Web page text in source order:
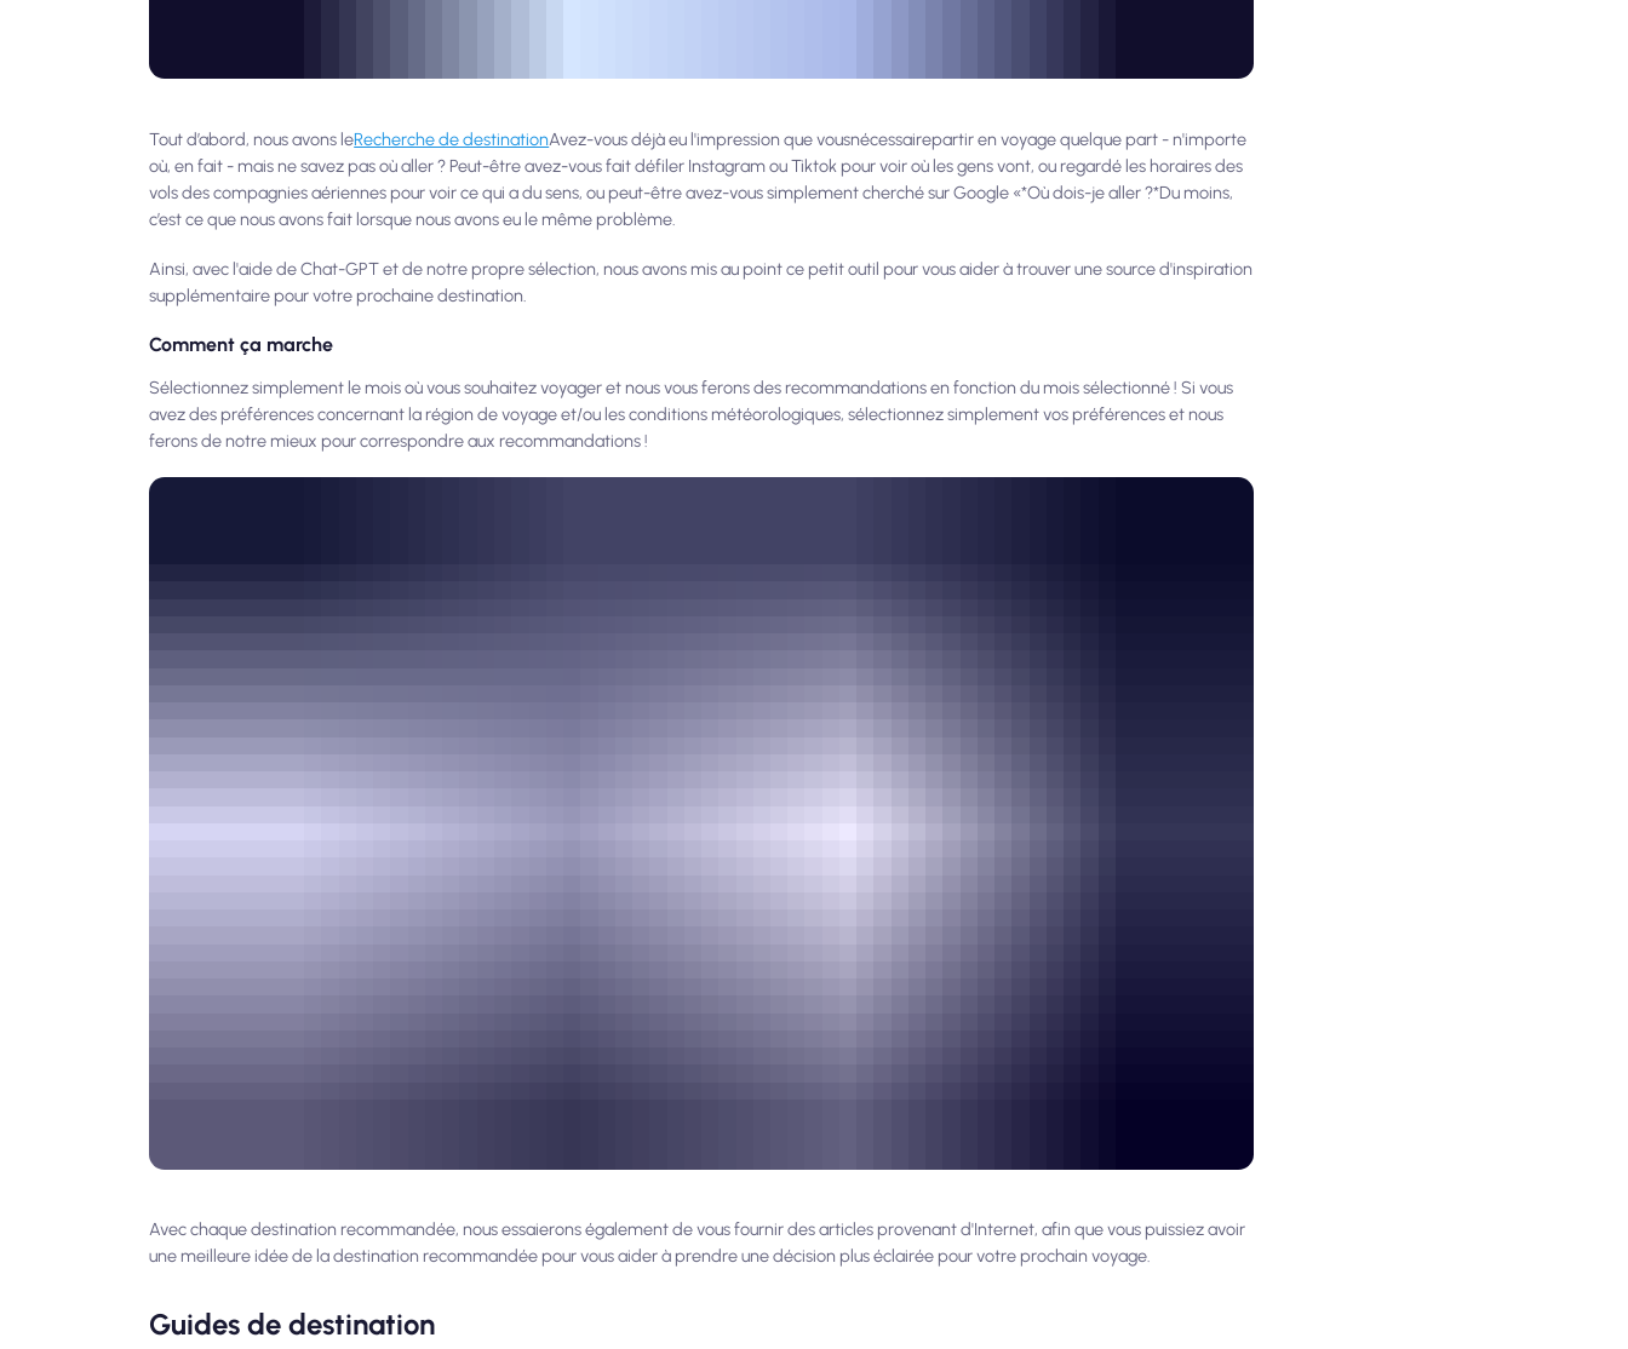
Tout d’abord, nous avons leRecherche de destinationAvez-vous déjà eu l'impression que vousnécessairepartir en voyage quelque part - n'importe
où, en fait - mais ne savez pas où aller ? Peut-être avez-vous fait défiler Instagram ou Tiktok pour voir où les gens vont, ou regardé les horaires des
vols des compagnies aériennes pour voir ce qui a du sens, ou peut-être avez-vous simplement cherché sur Google «*Où dois-je aller ?*Du moins,
c’est ce que nous avons fait lorsque nous avons eu le même problème.
Ainsi, avec l'aide de Chat-GPT et de notre propre sélection, nous avons mis au point ce petit outil pour vous aider à trouver une source d'inspiration
supplémentaire pour votre prochaine destination.
Comment ça marche
Sélectionnez simplement le mois où vous souhaitez voyager et nous vous ferons des recommandations en fonction du mois sélectionné ! Si vous
avez des préférences concernant la région de voyage et/ou les conditions météorologiques, sélectionnez simplement vos préférences et nous
ferons de notre mieux pour correspondre aux recommandations !
Avec chaque destination recommandée, nous essaierons également de vous fournir des articles provenant d'Internet, afin que vous puissiez avoir
une meilleure idée de la destination recommandée pour vous aider à prendre une décision plus éclairée pour votre prochain voyage.
Guides de destination